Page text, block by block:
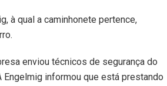
à qual a caminhonete pertence,
enviou técnicos de segurança do
Engelmig informou que está prestando